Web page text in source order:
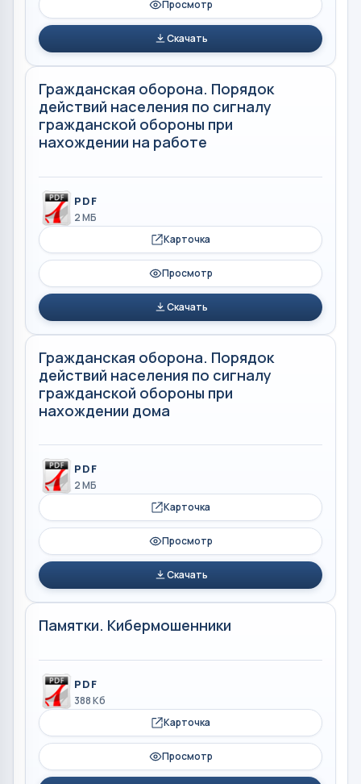
Просмотр
Скачать
Гражданская оборона. Порядок
действий населения по сигналу
гражданской обороны при
нахождении на работе
PDF
2 МБ
Карточка
Просмотр
Скачать
Гражданская оборона. Порядок
действий населения по сигналу
гражданской обороны при
нахождении дома
PDF
2 МБ
Карточка
Просмотр
Скачать
Памятки. Кибермошенники
PDF
388 Кб
Карточка
Просмотр